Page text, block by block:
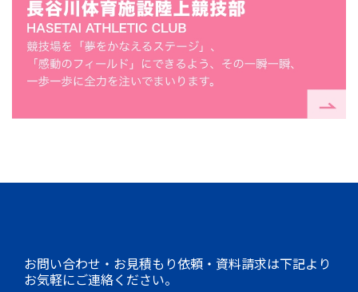
お問い合わせ・お見積もり依頼・資料請求は下記より
お気軽にご連絡ください。